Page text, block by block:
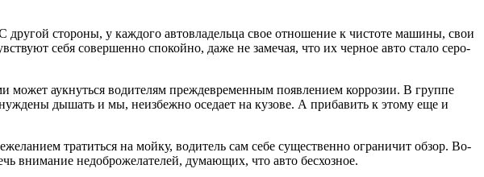
стороны, у каждого автовладельца свое отношение к чистоте машины, свои
себя совершенно спокойно, даже не замечая, что их черное авто стало серо-
может аукнуться водителям преждевременным появлением коррозии. В группе
дышать и мы, неизбежно оседает на кузове. А прибавить к этому еще и
тратиться на мойку, водитель сам себе существенно ограничит обзор. Во-
внимание недоброжелателей, думающих, что авто бесхозное.